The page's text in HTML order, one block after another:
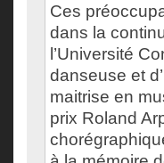
Ces
dans la
l’Université
danseuse et
maitrise en
prix Roland